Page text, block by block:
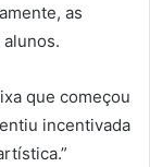
as
que começou
incentivada